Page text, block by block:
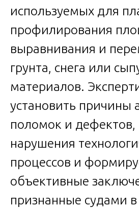
используемых для
профилирования
выравнивания и
грунта, снега или
материалов.
установить причины
поломок и дефектов,
нарушения
процессов и
объективные
признанные судами в